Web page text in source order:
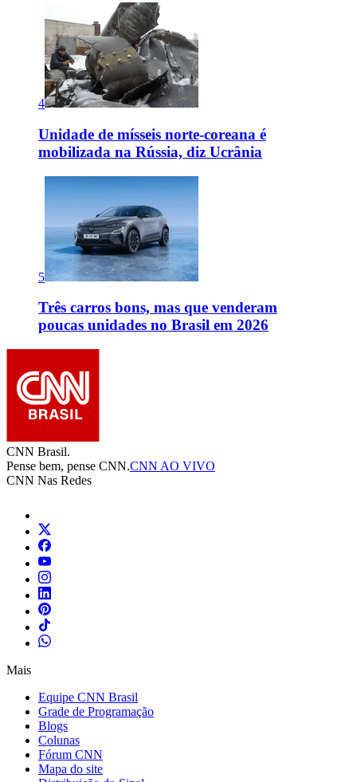
4
Unidade de mísseis norte-coreana é
mobilizada na Rússia, diz Ucrânia
5
Três carros bons, mas que venderam
poucas unidades no Brasil em 2026
CNN Brasil.
Pense bem, pense CNN.CNN AO VIVO
CNN Nas Redes
Mais
Equipe CNN Brasil
Grade de Programação
Blogs
Colunas
Fórum CNN
Mapa do site